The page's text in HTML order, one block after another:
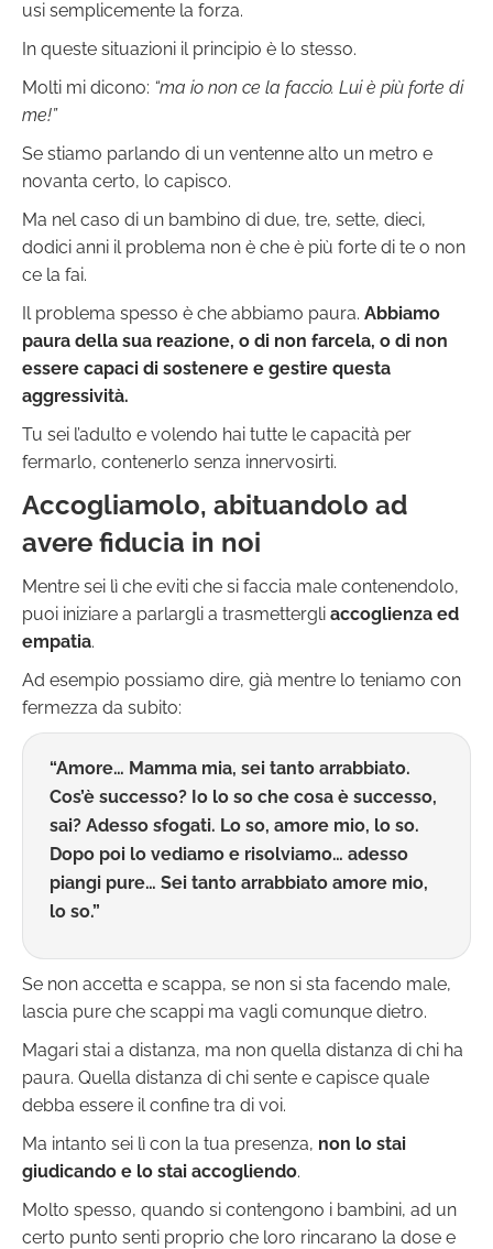
usi semplicemente la forza.
In queste situazioni il principio è lo stesso.
Molti mi dicono: “ma io non ce la faccio. Lui è più forte di
me!”
Se stiamo parlando di un ventenne alto un metro e
novanta certo, lo capisco.
Ma nel caso di un bambino di due, tre, sette, dieci,
dodici anni il problema non è che è più forte di te o non
ce la fai.
Il problema spesso è che abbiamo paura. Abbiamo
paura della sua reazione, o di non farcela, o di non
essere capaci di sostenere e gestire questa
aggressività.
Tu sei l’adulto e volendo hai tutte le capacità per
fermarlo, contenerlo senza innervosirti.
Accogliamolo, abituandolo ad
avere fiducia in noi
Mentre sei lì che eviti che si faccia male contenendolo,
puoi iniziare a parlargli a trasmettergli accoglienza ed
empatia.
Ad esempio possiamo dire, già mentre lo teniamo con
fermezza da subito:
“Amore… Mamma mia, sei tanto arrabbiato.
Cos’è successo? Io lo so che cosa è successo,
sai? Adesso sfogati. Lo so, amore mio, lo so.
Dopo poi lo vediamo e risolviamo… adesso
piangi pure… Sei tanto arrabbiato amore mio,
lo so.”
Se non accetta e scappa, se non si sta facendo male,
lascia pure che scappi ma vagli comunque dietro.
Magari stai a distanza, ma non quella distanza di chi ha
paura. Quella distanza di chi sente e capisce quale
debba essere il confine tra di voi.
Ma intanto sei lì con la tua presenza, non lo stai
giudicando e lo stai accogliendo.
Molto spesso, quando si contengono i bambini, ad un
certo punto senti proprio che loro rincarano la dose e